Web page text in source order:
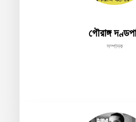
গৌরাঙ্গ
সম্পাদক